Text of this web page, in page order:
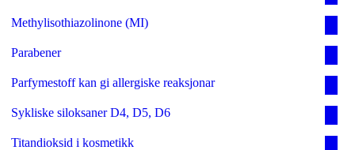
Methylisothiazolinone (MI)
Parabener
Parfymestoff kan gi allergiske reaksjonar
Sykliske siloksaner D4, D5, D6
Titandioksid i kosmetikk